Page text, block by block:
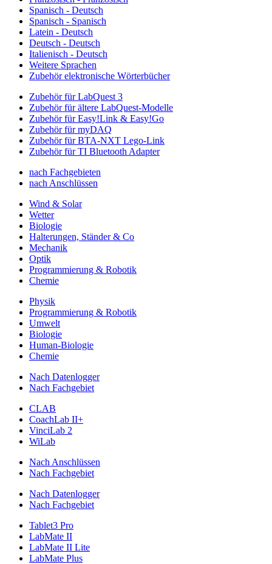
Spanisch - Deutsch
Spanisch - Spanisch
Latein - Deutsch
Deutsch - Deutsch
Italienisch - Deutsch
Weitere Sprachen
Zubehör elektronische Wörterbücher
Zubehör für LabQuest 3
Zubehör für ältere LabQuest-Modelle
Zubehör für Easy!Link & Easy!Go
Zubehör für myDAQ
Zubehör für BTA-NXT Lego-Link
Zubehör für TI Bluetooth Adapter
nach Fachgebieten
nach Anschlüssen
Wind & Solar
Wetter
Biologie
Halterungen, Ständer & Co
Mechanik
Optik
Programmierung & Robotik
Chemie
Physik
Programmierung & Robotik
Umwelt
Biologie
Human-Biologie
Chemie
Nach Datenlogger
Nach Fachgebiet
CLAB
CoachLab II+
VinciLab 2
WiLab
Nach Anschlüssen
Nach Fachgebiet
Nach Datenlogger
Nach Fachgebiet
Tablet3 Pro
LabMate II
LabMate II Lite
LabMate Plus